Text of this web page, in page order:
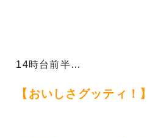
14時台前半…
【おいしさグッティ！】